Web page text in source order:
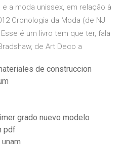
a moda unissex, em relação à
Cronologia da Moda (de NJ
é um livro tem que ter, fala
de Art Deco a
de construccion
grado nuevo modelo
pdf